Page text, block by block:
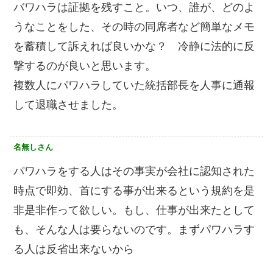
バワハラは証拠を残すこと。いつ、誰が、どのよ
うなことをした、その時の同席者など簡単なメモ
を蓄積して訴えれば良いかな？ 冷静に法的に反
撃するのが良いと思います。
複数人にパワハラしていた統括部長を人事に通報
して退職させました。
名無しさん
パワハラをする人はその事実が会社に認知された
時点で即効、首にする事が出来るという規約を是
非是非作って欲しい。もし、仕事が出来たとして
も、そんな人は要らないのです。まずパワハラす
る人は反省出来ないから